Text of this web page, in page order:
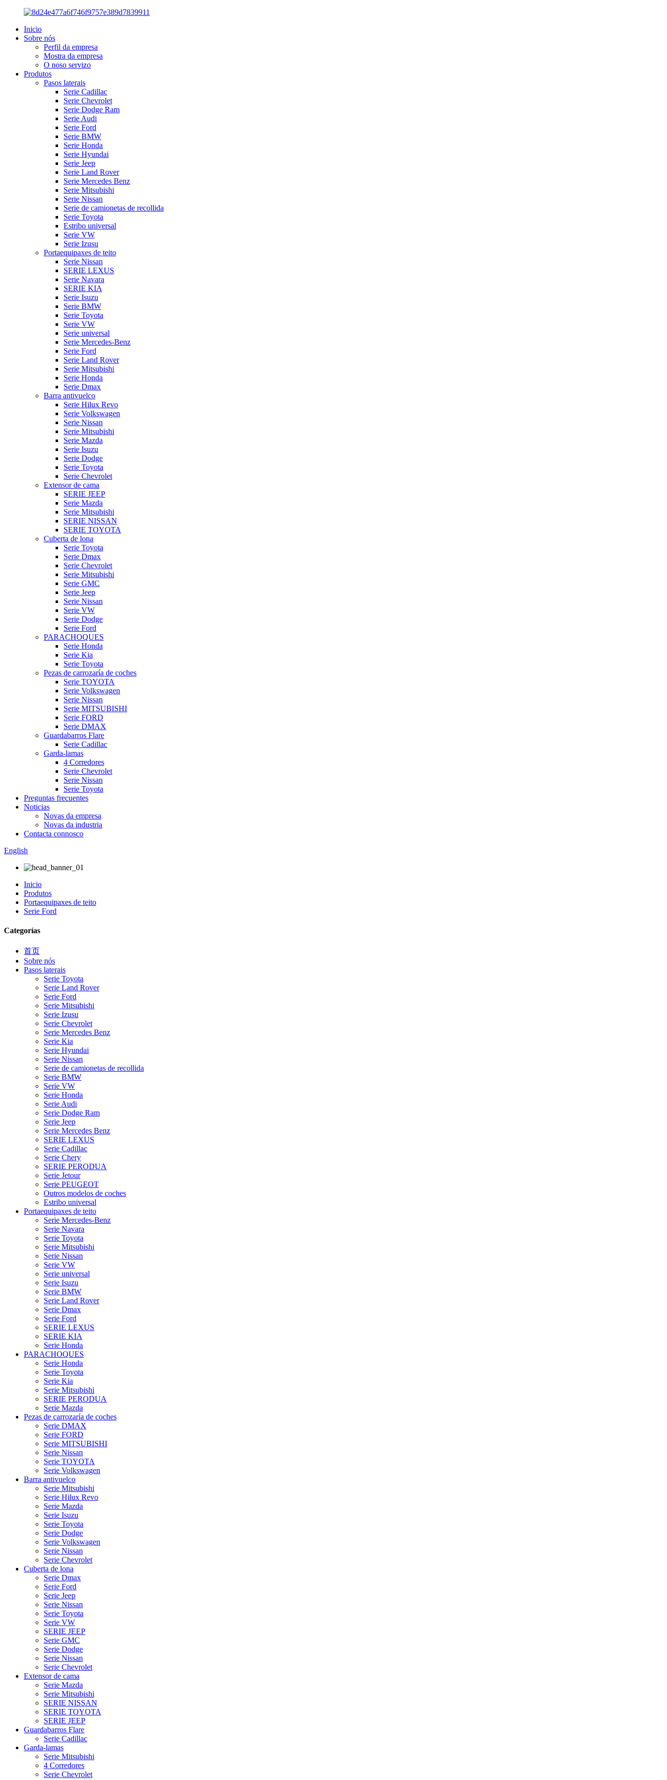
Inicio
Sobre nós
Perfil da empresa
Mostra da empresa
O noso servizo
Produtos
Pasos laterais
Serie Cadillac
Serie Chevrolet
Serie Dodge Ram
Serie Audi
Serie Ford
Serie BMW
Serie Honda
Serie Hyundai
Serie Jeep
Serie Land Rover
Serie Mercedes Benz
Serie Mitsubishi
Serie Nissan
Serie de camionetas de recollida
Serie Toyota
Estribo universal
Serie VW
Serie Izusu
Portaequipaxes de teito
Serie Nissan
SERIE LEXUS
Serie Navara
SERIE KIA
Serie Isuzu
Serie BMW
Serie Toyota
Serie VW
Serie universal
Serie Mercedes-Benz
Serie Ford
Serie Land Rover
Serie Mitsubishi
Serie Honda
Serie Dmax
Barra antivuelco
Serie Hilux Revo
Serie Volkswagen
Serie Nissan
Serie Mitsubishi
Serie Mazda
Serie Isuzu
Serie Dodge
Serie Toyota
Serie Chevrolet
Extensor de cama
SERIE JEEP
Serie Mazda
Serie Mitsubishi
SERIE NISSAN
SERIE TOYOTA
Cuberta de lona
Serie Toyota
Serie Dmax
Serie Chevrolet
Serie Mitsubishi
Serie GMC
Serie Jeep
Serie Nissan
Serie VW
Serie Dodge
Serie Ford
PARACHOQUES
Serie Honda
Serie Kia
Serie Toyota
Pezas de carrozaría de coches
Serie TOYOTA
Serie Volkswagen
Serie Nissan
Serie MITSUBISHI
Serie FORD
Serie DMAX
Guardabarros Flare
Serie Cadillac
Garda-lamas
4 Corredores
Serie Chevrolet
Serie Nissan
Serie Toyota
Preguntas frecuentes
Noticias
Novas da empresa
Novas da industria
Contacta connosco
English
Inicio
Produtos
Portaequipaxes de teito
Serie Ford
Categorías
首页
Sobre nós
Pasos laterais
Serie Toyota
Serie Land Rover
Serie Ford
Serie Mitsubishi
Serie Izusu
Serie Chevrolet
Serie Mercedes Benz
Serie Kia
Serie Hyundai
Serie Nissan
Serie de camionetas de recollida
Serie BMW
Serie VW
Serie Honda
Serie Audi
Serie Dodge Ram
Serie Jeep
Serie Mercedes Benz
SERIE LEXUS
Serie Cadillac
Serie Chery
SERIE PERODUA
Serie Jetour
Serie PEUGEOT
Outros modelos de coches
Estribo universal
Portaequipaxes de teito
Serie Mercedes-Benz
Serie Navara
Serie Toyota
Serie Mitsubishi
Serie Nissan
Serie VW
Serie universal
Serie Isuzu
Serie BMW
Serie Land Rover
Serie Dmax
Serie Ford
SERIE LEXUS
SERIE KIA
Serie Honda
PARACHOQUES
Serie Honda
Serie Toyota
Serie Kia
Serie Mitsubishi
SERIE PERODUA
Serie Mazda
Pezas de carrozaría de coches
Serie DMAX
Serie FORD
Serie MITSUBISHI
Serie Nissan
Serie TOYOTA
Serie Volkswagen
Barra antivuelco
Serie Mitsubishi
Serie Hilux Revo
Serie Mazda
Serie Isuzu
Serie Toyota
Serie Dodge
Serie Volkswagen
Serie Nissan
Serie Chevrolet
Cuberta de lona
Serie Dmax
Serie Ford
Serie Jeep
Serie Nissan
Serie Toyota
Serie VW
SERIE JEEP
Serie GMC
Serie Dodge
Serie Nissan
Serie Chevrolet
Extensor de cama
Serie Mazda
Serie Mitsubishi
SERIE NISSAN
SERIE TOYOTA
SERIE JEEP
Guardabarros Flare
Serie Cadillac
Garda-lamas
Serie Mitsubishi
4 Corredores
Serie Chevrolet